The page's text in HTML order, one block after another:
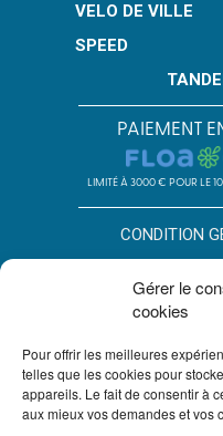
Gérer le
cookies
Pour offrir les meilleures
telles que les cookies pour
appareils. Le fait de consentir à
aux mieux vos demandes et vos
VELO DE VILLE
SPEED
PAIEMENT
LIMITÉ À 3000 € POUR LE
CONDITION
*SOUS RÉSERVE
IMMEUBLE G7, 71 RUE
ENREGISTRÉE À L’ORIAS
CONTRÔLE DE L’AUTORITÉ
RÉSOLUTION, 4 PLACE DE
VOUS DISPOSEZ DU DÉLAI